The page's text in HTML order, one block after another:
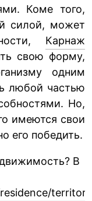
Коме того,
силой, может
Карнаж
свою форму,
одним
любой частью
Но,
имеются свои
его победить.
В